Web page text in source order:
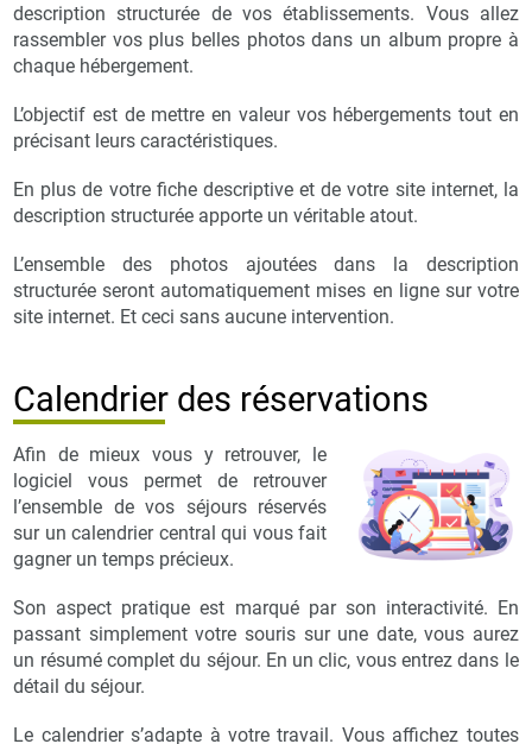
description structurée de vos établissements. Vous allez
rassembler vos plus belles photos dans un album propre à
chaque hébergement.
L’objectif est de mettre en valeur vos hébergements tout en
précisant leurs caractéristiques.
En plus de votre fiche descriptive et de votre site internet, la
description structurée apporte un véritable atout.
L’ensemble des photos ajoutées dans la description
structurée seront automatiquement mises en ligne sur votre
site internet. Et ceci sans aucune intervention.
Calendrier des réservations
Afin de mieux vous y retrouver, le
logiciel vous permet de retrouver
l’ensemble de vos séjours réservés
sur un calendrier central qui vous fait
gagner un temps précieux.
Son aspect pratique est marqué par son interactivité. En
passant simplement votre souris sur une date, vous aurez
un résumé complet du séjour. En un clic, vous entrez dans le
détail du séjour.
Le calendrier s’adapte à votre travail. Vous affichez toutes